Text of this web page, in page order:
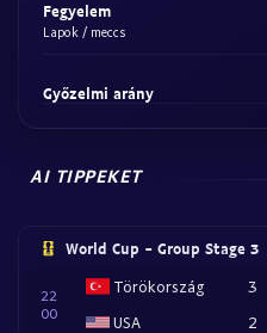
Fegyelem
Lapok / meccs
Győzelmi arány
AI TIPPEKET
World Cup - Group Stage 3
22
00
Törökország
USA
3
2